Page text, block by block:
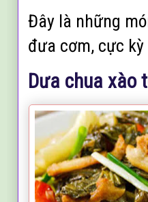
Đây là những
đưa cơm, cực
Dưa chua xào